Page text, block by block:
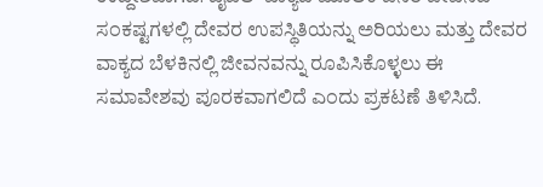
ಸಂಕಷ್ಟಗಳಲ್ಲಿ ದೇವರ ಉಪಸ್ಥಿತಿಯನ್ನು ಅರಿಯಲು ಮತ್ತು ದೇವರ
ವಾಕ್ಯದ ಬೆಳಕಿನಲ್ಲಿ ಜೀವನವನ್ನು ರೂಪಿಸಿಕೊಳ್ಳಲು ಈ
ಸಮಾವೇಶವು ಪೂರಕವಾಗಲಿದೆ ಎಂದು ಪ್ರಕಟಣೆ ತಿಳಿಸಿದೆ.